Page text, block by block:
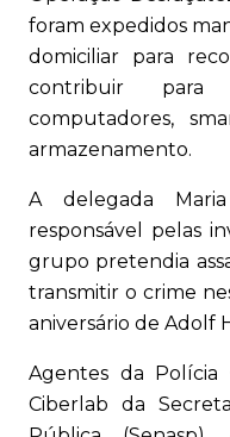
foram expedidos
domiciliar para
contribuir para
computadores,
armazenamento.
A delegada
responsável pelas
grupo pretendia
transmitir o crime
aniversário de Adolf
Agentes da
Ciberlab da